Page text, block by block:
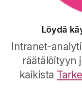
Löydä
Intranet-
räätälöityyn
kaikista